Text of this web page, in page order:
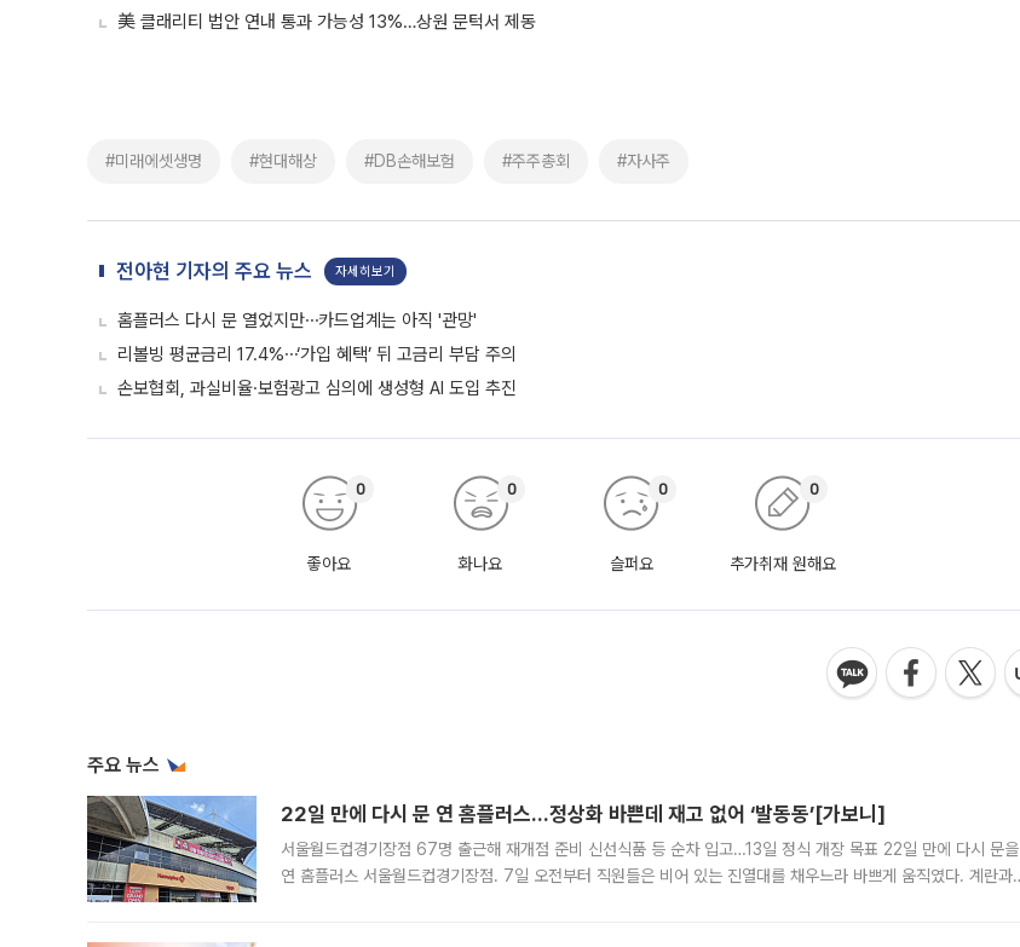
美 클래리티 법안 연내 통과 가능성 13%…상원 문턱서 제동
#미래에셋생명 #현대해상 #DB손해보험 #주주총회 #자사주
전아현 기자의 주요 뉴스 자세히보기
홈플러스 다시 문 열었지만⋯카드업계는 아직 '관망'
리볼빙 평균금리 17.4%⋯‘가입 혜택’ 뒤 고금리 부담 주의
손보협회, 과실비율·보험광고 심의에 생성형 AI 도입 추진
좋아요
0
화나요
0
슬퍼요
0
추가취재 원해요
0
주요 뉴스
22일 만에 다시 문 연 홈플러스…정상화 바쁜데 재고 없어 ‘발동동’[가보니]
서울월드컵경기장점 67명 출근해 재개점 준비 신선식품 등 순차 입고…13일 정식 개장 목표 22일 만에 다시 문을
연 홈플러스 서울월드컵경기장점. 7일 오전부터 직원들은 비어 있는 진열대를 채우느라 바쁘게 움직였다. 계란과